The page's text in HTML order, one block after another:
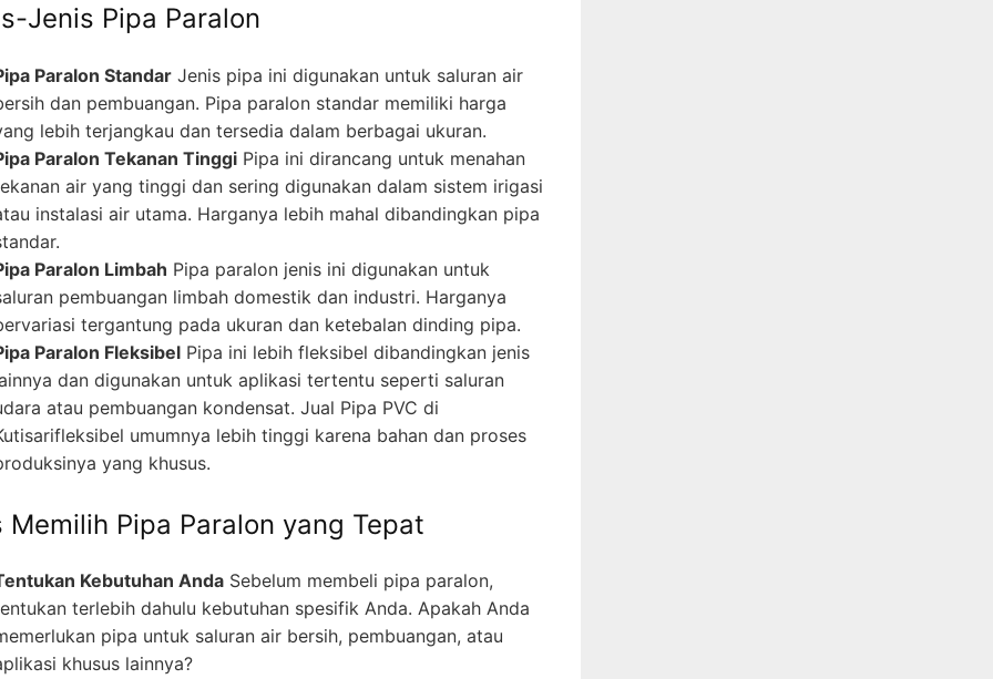
Jenis Pipa Paralon
Paralon Standar Jenis pipa ini digunakan untuk saluran air
dan pembuangan. Pipa paralon standar memiliki harga
lebih terjangkau dan tersedia dalam berbagai ukuran.
Paralon Tekanan Tinggi Pipa ini dirancang untuk menahan
air yang tinggi dan sering digunakan dalam sistem irigasi
instalasi air utama. Harganya lebih mahal dibandingkan pipa
Paralon Limbah Pipa paralon jenis ini digunakan untuk
pembuangan limbah domestik dan industri. Harganya
tergantung pada ukuran dan ketebalan dinding pipa.
Paralon Fleksibel Pipa ini lebih fleksibel dibandingkan jenis
dan digunakan untuk aplikasi tertentu seperti saluran
atau pembuangan kondensat. Jual Pipa PVC di
umumnya lebih tinggi karena bahan dan proses
yang khusus.
Memilih Pipa Paralon yang Tepat
Kebutuhan Anda Sebelum membeli pipa paralon,
terlebih dahulu kebutuhan spesifik Anda. Apakah Anda
pipa untuk saluran air bersih, pembuangan, atau
khusus lainnya?